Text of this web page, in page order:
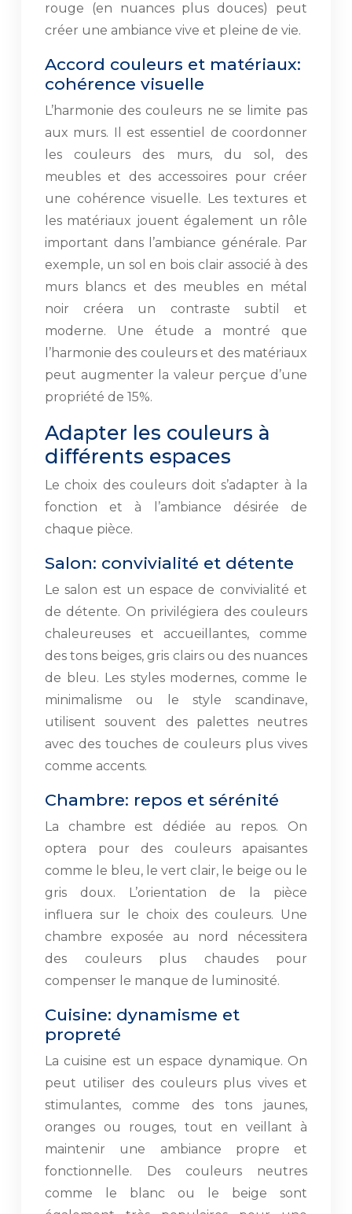
rouge (en nuances plus douces) peut
créer une ambiance vive et pleine de vie.
Accord couleurs et matériaux:
cohérence visuelle
L’harmonie des couleurs ne se limite pas
aux murs. Il est essentiel de coordonner
les couleurs des murs, du sol, des
meubles et des accessoires pour créer
une cohérence visuelle. Les textures et
les matériaux jouent également un rôle
important dans l’ambiance générale. Par
exemple, un sol en bois clair associé à des
murs blancs et des meubles en métal
noir créera un contraste subtil et
moderne. Une étude a montré que
l’harmonie des couleurs et des matériaux
peut augmenter la valeur perçue d’une
propriété de 15%.
Adapter les couleurs à
différents espaces
Le choix des couleurs doit s’adapter à la
fonction et à l’ambiance désirée de
chaque pièce.
Salon: convivialité et détente
Le salon est un espace de convivialité et
de détente. On privilégiera des couleurs
chaleureuses et accueillantes, comme
des tons beiges, gris clairs ou des nuances
de bleu. Les styles modernes, comme le
minimalisme ou le style scandinave,
utilisent souvent des palettes neutres
avec des touches de couleurs plus vives
comme accents.
Chambre: repos et sérénité
La chambre est dédiée au repos. On
optera pour des couleurs apaisantes
comme le bleu, le vert clair, le beige ou le
gris doux. L’orientation de la pièce
influera sur le choix des couleurs. Une
chambre exposée au nord nécessitera
des couleurs plus chaudes pour
compenser le manque de luminosité.
Cuisine: dynamisme et
propreté
La cuisine est un espace dynamique. On
peut utiliser des couleurs plus vives et
stimulantes, comme des tons jaunes,
oranges ou rouges, tout en veillant à
maintenir une ambiance propre et
fonctionnelle. Des couleurs neutres
comme le blanc ou le beige sont